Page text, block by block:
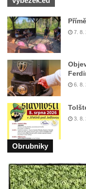
Hrob vojáků Rudé
Račicích
Račicích
Hrob Antonína
Račicích
Hrob Josefa
na hřbitově v Dobříni
Pomník obětem
Pomník obětem 1.
Kenotaf Josefa
Pamětní deska
7. 8.
6. 8.
3. 8.
Obrubniky